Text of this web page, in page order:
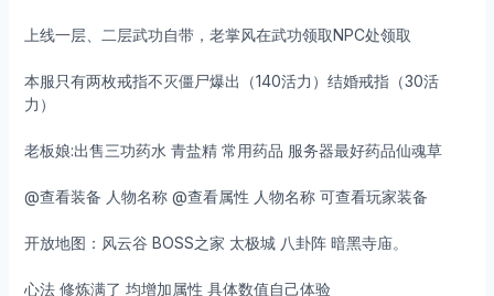
上线一层、二层武功自带，老掌风在武功领取NPC处领取
本服只有两枚戒指不灭僵尸爆出（140活力）结婚戒指（30活
力）
老板娘:出售三功药水 青盐精 常用药品 服务器最好药品仙魂草
@查看装备 人物名称 @查看属性 人物名称 可查看玩家装备
开放地图：风云谷 BOSS之家 太极城 八卦阵 暗黑寺庙。
心法 修炼满了 均增加属性 具体数值自己体验